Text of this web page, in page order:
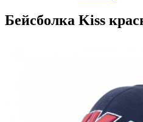
Бейсболка Kiss